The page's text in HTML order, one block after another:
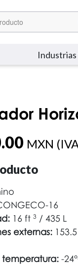
Industrias
MXN
16
16 ft 3 / 435 L
externas:
-